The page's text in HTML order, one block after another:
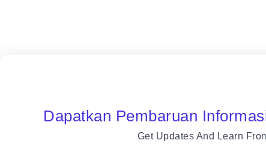
Dapatkan Pembaruan
Get Updates And Learn